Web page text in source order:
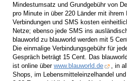
Mindestumsatz und Grundgebühr von
pro Minute in über 220 Länder mit ihrem
Verbindungen und SMS kosten
Netze; ebenso jede SMS ins
blauworld zu blauworld werden mit 5
Die einmalige Verbindungsgebühr für
Gespräch beträgt 15 Cent. Das
ist online über www.blauworld.de
, in
Shops, im Lebensmitteleinzelhandel